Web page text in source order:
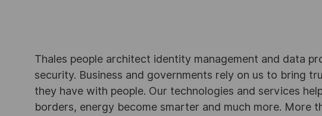
Thales people architect identity management and data
security. Business and governments rely on us to bring
they have with people. Our technologies and services
borders, energy become smarter and much more. More